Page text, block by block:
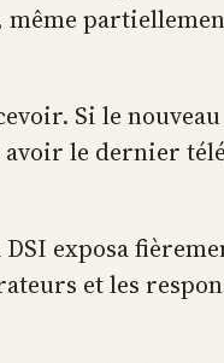
Si le
le dernier
exposa
et les